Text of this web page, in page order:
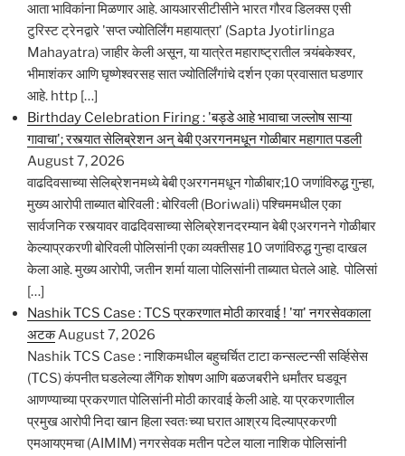
आता भाविकांना मिळणार आहे. आयआरसीटीसीने भारत गौरव डिलक्स एसी
टुरिस्ट ट्रेनद्वारे 'सप्त ज्योतिर्लिंग महायात्रा' (Sapta Jyotirlinga
Mahayatra) जाहीर केली असून, या यात्रेत महाराष्ट्रातील त्र्यंबकेश्वर,
भीमाशंकर आणि घृष्णेश्वरसह सात ज्योतिर्लिंगांचे दर्शन एका प्रवासात घडणार
आहे. http […]
Birthday Celebration Firing : 'बड्डे आहे भावाचा जल्लोष साऱ्या
गावाचा'; रस्त्यात सेलिब्रेशन अन् बेबी एअरगनमधून गोळीबार महागात पडली
August 7, 2026
वाढदिवसाच्या सेलिब्रेशनमध्ये बेबी एअरगनमधून गोळीबार;10 जणांविरुद्ध गुन्हा,
मुख्य आरोपी ताब्यात बोरिवली : बोरिवली (Boriwali) पश्चिममधील एका
सार्वजनिक रस्त्यावर वाढदिवसाच्या सेलिब्रेशनदरम्यान बेबी एअरगनने गोळीबार
केल्याप्रकरणी बोरिवली पोलिसांनी एका व्यक्तीसह 10 जणांविरुद्ध गुन्हा दाखल
केला आहे. मुख्य आरोपी, जतीन शर्मा याला पोलिसांनी ताब्यात घेतले आहे. पोलिसां
[…]
Nashik TCS Case : TCS प्रकरणात मोठी कारवाई ! 'या' नगरसेवकाला
अटकAugust 7, 2026
Nashik TCS Case : नाशिकमधील बहुचर्चित टाटा कन्सल्टन्सी सर्व्हिसेस
(TCS) कंपनीत घडलेल्या लैंगिक शोषण आणि बळजबरीने धर्मांतर घडवून
आणण्याच्या प्रकरणात पोलिसांनी मोठी कारवाई केली आहे. या प्रकरणातील
प्रमुख आरोपी निदा खान हिला स्वतःच्या घरात आश्रय दिल्याप्रकरणी
एमआयएमचा (AIMIM) नगरसेवक मतीन पटेल याला नाशिक पोलिसांनी